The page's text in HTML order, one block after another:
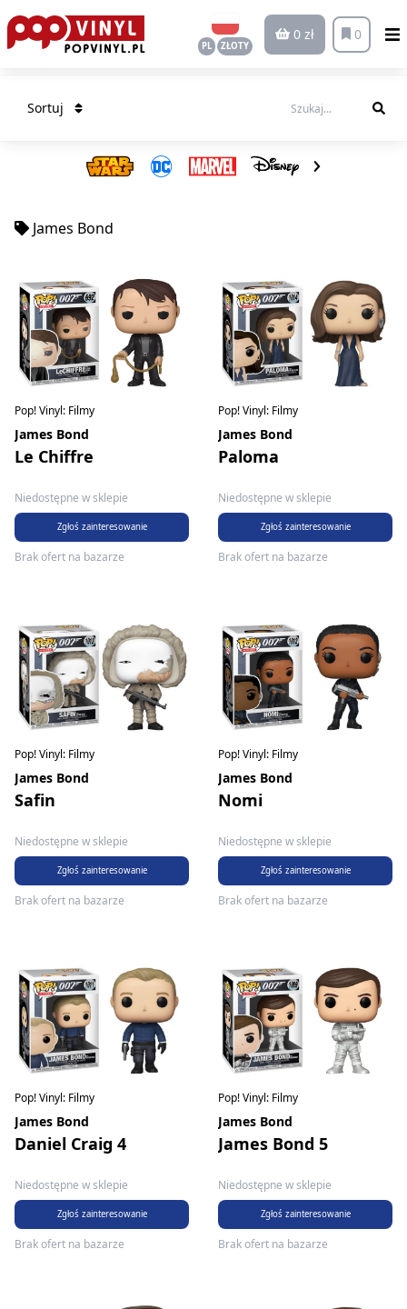
PL ZŁOTY
0 zł 0
Sortuj
James Bond
Pop! Vinyl: Filmy
James Bond
Le Chiffre
Niedostępne w sklepie
Zgłoś zainteresowanie
Brak ofert na bazarze
Pop! Vinyl: Filmy
James Bond
Paloma
Niedostępne w sklepie
Zgłoś zainteresowanie
Brak ofert na bazarze
Pop! Vinyl: Filmy
James Bond
Safin
Niedostępne w sklepie
Zgłoś zainteresowanie
Brak ofert na bazarze
Pop! Vinyl: Filmy
James Bond
Nomi
Niedostępne w sklepie
Zgłoś zainteresowanie
Brak ofert na bazarze
Pop! Vinyl: Filmy
James Bond
Daniel Craig 4
Niedostępne w sklepie
Zgłoś zainteresowanie
Brak ofert na bazarze
Pop! Vinyl: Filmy
James Bond
James Bond 5
Niedostępne w sklepie
Zgłoś zainteresowanie
Brak ofert na bazarze